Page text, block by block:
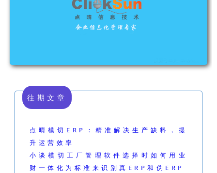
往期文章
点晴模切ERP：精准解决生产缺料，提
升运营效率
小谈模切工厂管理软件选择时如何用业
财一体化为标准来识别真ERP和伪ERP